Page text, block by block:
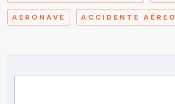
AERONAVE ACCIDENTE AÉREO